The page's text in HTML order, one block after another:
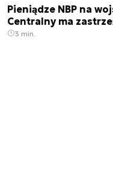
Pieniądze NBP na
Centralny ma
3 min.